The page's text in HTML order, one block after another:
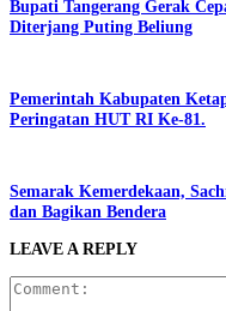
Bupati Tangerang Gerak
Diterjang Puting Beliung
Pemerintah Kabupaten
Peringatan HUT RI Ke-81.
Semarak Kemerdekaan,
dan Bagikan Bendera
LEAVE A REPLY